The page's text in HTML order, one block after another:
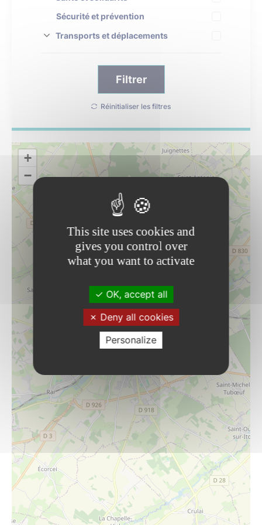
Sécurité et prévention
Transports et déplacements
Filtrer
Réinitialiser les filtres
+
−
This site uses cookies and
gives you control over
what you want to activate
OK, accept all
Deny all cookies
Personalize